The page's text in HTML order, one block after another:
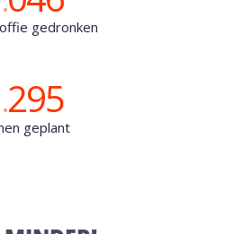
gedronken
.295
geplant